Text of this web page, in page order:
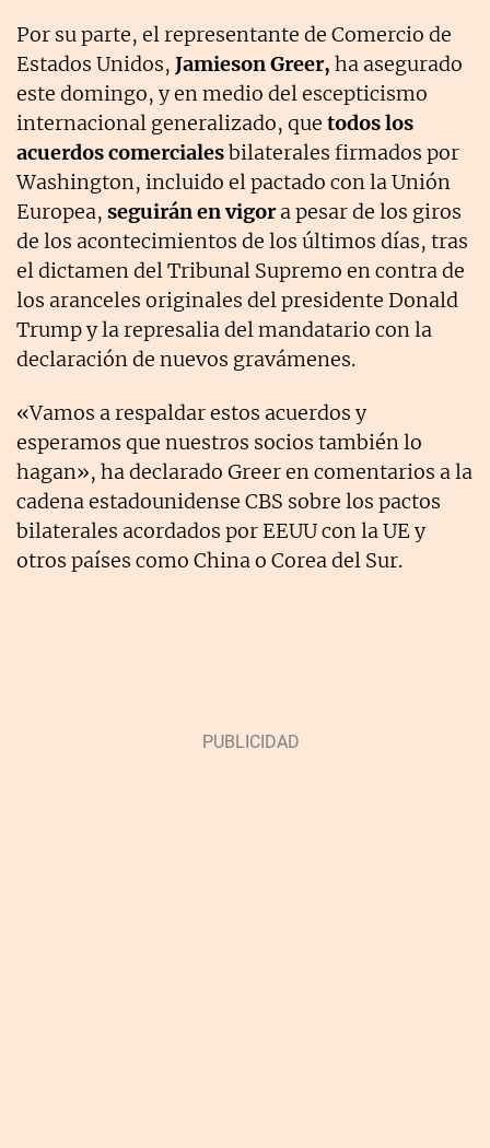
Por su parte, el representante de Comercio de
Estados Unidos, Jamieson Greer, ha asegurado
este domingo, y en medio del escepticismo
internacional generalizado, que todos los
acuerdos comercialesbilaterales firmados por
Washington, incluido el pactado con la Unión
Europea, seguirán en vigora pesar de los giros
de los acontecimientos de los últimos días, tras
el dictamen del Tribunal Supremo en contra de
los aranceles originales del presidente Donald
Trump y la represalia del mandatario con la
declaración de nuevos gravámenes.
«Vamos a respaldar estos acuerdos y
esperamos que nuestros socios también lo
hagan», ha declarado Greer en comentarios a la
cadena estadounidense CBS sobre los pactos
bilaterales acordados por EEUU con la UE y
otros países como China o Corea del Sur.